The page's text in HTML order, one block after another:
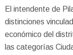
El intendente de
distinciones
económico del
las categorías